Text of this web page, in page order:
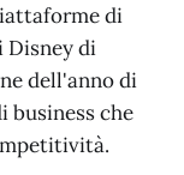
di
Disney di
dell'anno di
business che